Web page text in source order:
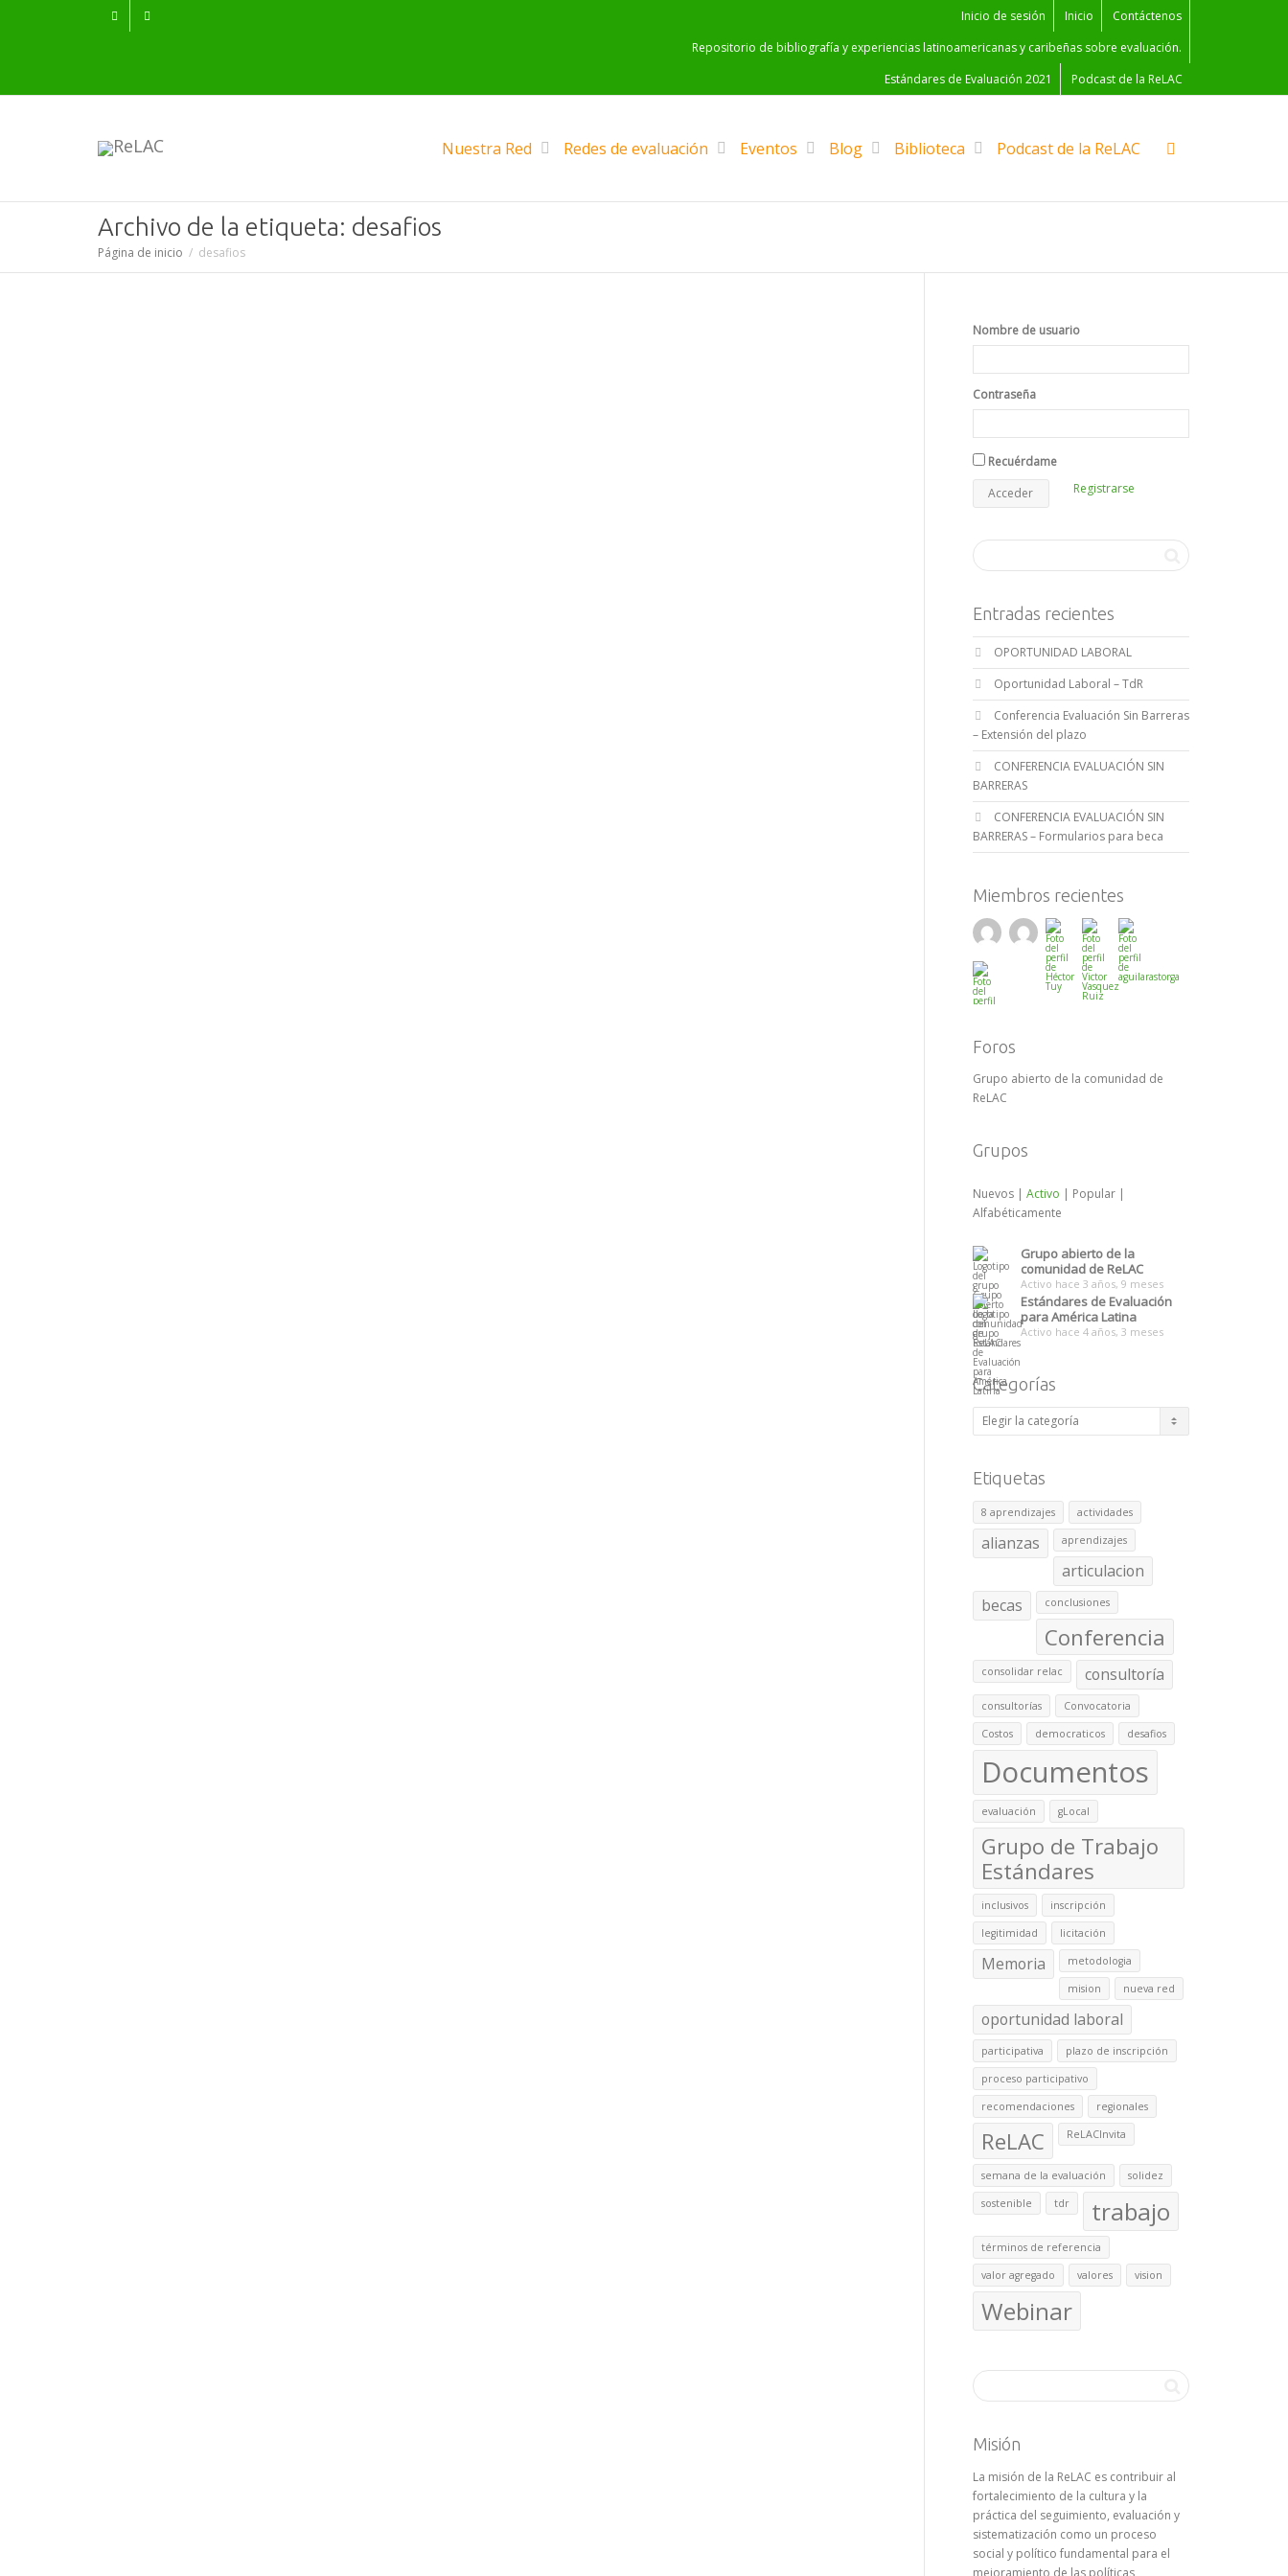
Inicio de sesión Inicio
Contáctenos
Repositorio de bibliografía y experiencias latinoamericanas y caribeñas sobre evaluación.
Estándares de Evaluación 2021
Podcast de la ReLAC
Nuestra Red Redes de evaluación Eventos Blog Biblioteca Podcast de la ReLAC
Archivo de la etiqueta: desafios
Página de inicio desafios
Nombre de usuario
Contraseña
Recuérdame
Registrarse
Entradas recientes
OPORTUNIDAD LABORAL
Oportunidad Laboral – TdR
Conferencia Evaluación Sin Barreras
– Extensión del plazo
CONFERENCIA EVALUACIÓN SIN
BARRERAS
CONFERENCIA EVALUACIÓN SIN
BARRERAS – Formularios para beca
Miembros recientes
Foros
Grupo abierto de la comunidad de
ReLAC
Grupos
Nuevos | Activo | Popular |
Alfabéticamente
Grupo abierto de la
comunidad de ReLAC
Activo hace 3 años, 9 meses
Estándares de Evaluación
para América Latina
Activo hace 4 años, 3 meses
Categorías
Categorías
Etiquetas
8 aprendizajes actividades
alianzas aprendizajes
articulacion
becas
conclusiones
Conferencia
consolidar relac consultoría
consultorías Convocatoria
Costos democraticos desafios
Documentos
evaluación gLocal
Grupo de Trabajo
Estándares
inclusivos inscripción
legitimidad licitación
Memoria metodologia
mision nueva red
oportunidad laboral
participativa plazo de inscripción
proceso participativo
recomendaciones regionales
ReLAC ReLACInvita
semana de la evaluación solidez
sostenible tdr trabajo
términos de referencia
valor agregado valores vision
Webinar
Misión
La misión de la ReLAC es contribuir al
fortalecimiento de la cultura y la
práctica del seguimiento, evaluación y
sistematización como un proceso
social y político fundamental para el
mejoramiento de las políticas,